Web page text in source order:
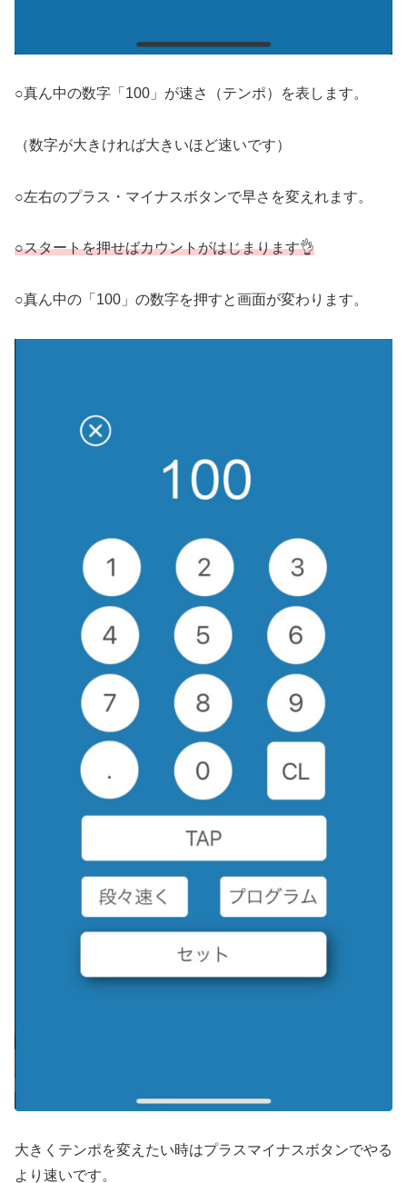
○真ん中の数字「100」が速さ（テンポ）を表します。
（数字が大きければ大きいほど速いです）
○左右のプラス・マイナスボタンで早さを変えれます。
○スタートを押せばカウントがはじまります👌
○真ん中の「100」の数字を押すと画面が変わります。
大きくテンポを変えたい時はプラスマイナスボタンでやる
より速いです。